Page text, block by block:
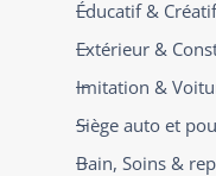
Éducatif & Créatif
Extérieur &
Imitation &
Siège auto et
Bain, Soins &